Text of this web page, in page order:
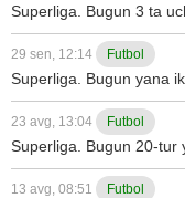
Superliga. Bugun 3 ta
29 sen, 12:14 Futbol
Superliga. Bugun yana
23 avg, 13:04 Futbol
Superliga. Bugun 20-tur
13 avg, 08:51 Futbol